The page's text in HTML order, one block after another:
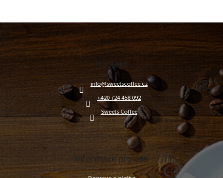
Z
p
Kontakt
info@sweetscoffee.cz
+420 724 458 092
Sweets Coffee
Informace pro vás